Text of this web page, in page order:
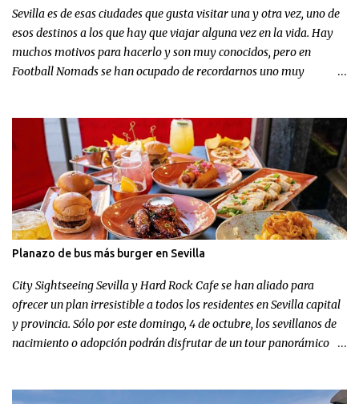
Sevilla es de esas ciudades que gusta visitar una y otra vez, uno de
esos destinos a los que hay que viajar alguna vez en la vida. Hay
muchos motivos para hacerlo y son muy conocidos, pero en
Football Nomads se han ocupado de recordarnos uno muy
Planazo de bus más burger en Sevilla
City Sightseeing Sevilla y Hard Rock Cafe se han aliado para
ofrecer un plan irresistible a todos los residentes en Sevilla capital
y provincia. Sólo por este domingo, 4 de octubre, los sevillanos de
nacimiento o adopción podrán disfrutar de un tour panorámico